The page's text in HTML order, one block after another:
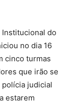
do
no dia 16
cinco turmas
que irão se
judicial
estarem